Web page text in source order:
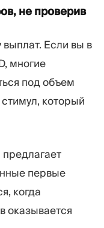
не проверив
Если вы в
многие
под объем
который
первые
когда
оказывается